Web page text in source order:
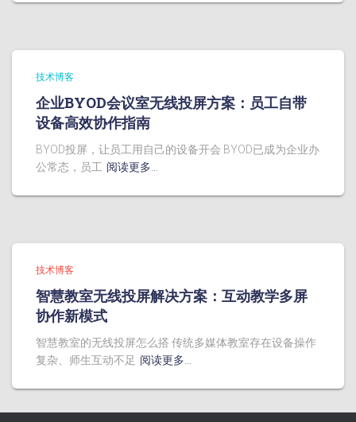
技术博客
企业BYOD会议室无线投屏方案：员工自带
设备高效协作指南
BYOD投屏，让员工用自己的设备开会 BYOD已成为企业办
公常态，员工 阅读更多…
技术博客
智慧教室无线投屏解决方案：互动教学多屏
协作新模式
智慧教室的无线投屏怎么搭 传统多媒体教室存在设备操作
复杂、师生互动不足 阅读更多…